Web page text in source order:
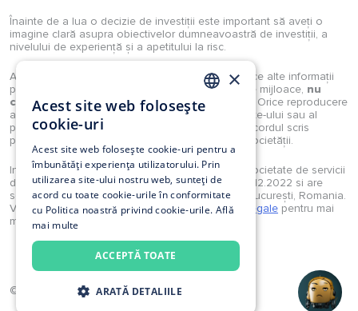
Înainte de a lua o decizie de investiții este important să aveți o
imagine clară asupra obiectivelor dumneavoastră de investiții, a
nivelului de experiență și a apetitului la risc.
Analizele, studiile, opiniile, știrile, prețurile sau orice alte informații
puse la dispoziție de Investimental S.A., prin orice mijloace, nu
constituie recomandări de tranzacționare
. Orice reproducere
a acestora sau a oricărui tip de conținut al website-ului sau al
portalului Investimental sunt strict interzise fără acordul scris
prealabil și explicit al unui reprezentant legal al societății.
Investimental S.A. este autorizată în calitate de societate de servicii
de investiții financiare prin Decizia ASF nr. 160/12.12.2022 si are
sediul in Strada Munții Tatra 4-10, et.2, sector 1, București, Romania.
Vă rugăm să consultați secțiuneaReglementari legale pentru mai
multe detalii.
Politică utilizare cookies
© Copyright Investimental 2025
ROMANIAN
×
Acest site web folosește
cookie-uri
Acest site web folosește cookie-uri pentru a
îmbunătăți experiența utilizatorului. Prin
utilizarea site-ului nostru web, sunteți de
acord cu toate cookie-urile în conformitate
cu Politica noastră privind cookie-urile. Află
mai multe
ACCEPTĂ TOATE
ARATĂ DETALIILE